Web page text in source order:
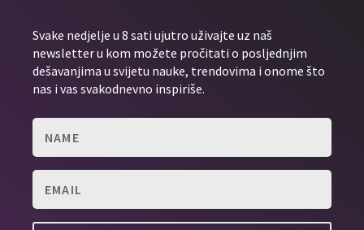
Svake nedjelje u 8 sati ujutro uživajte uz naš
newsletter u kom možete pročitati o posljednjim
dešavanjima u svijetu nauke, trendovima i onome što
nas i vas svakodnevno inspiriše.